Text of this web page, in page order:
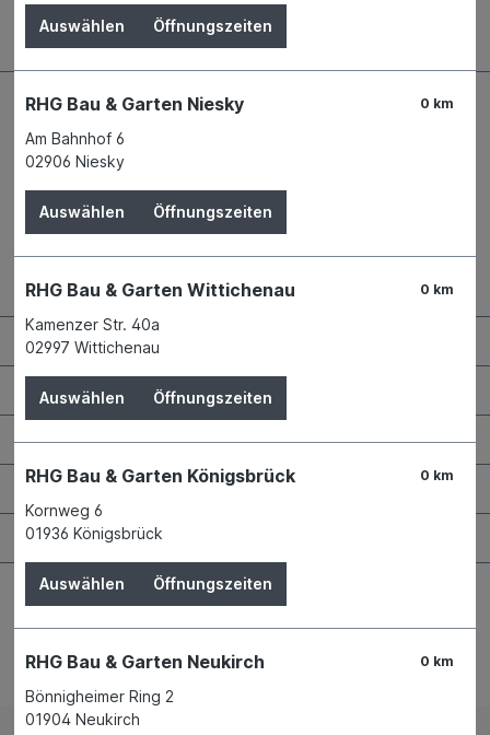
Kontaktdaten und Öffnungszeiten
RHG Helfer
Wissenswertes
Maschinen & Werkzeuge
Bauen & Renovieren
Garten & Landschaftsbau
Auswählen Öffnungszeiten
0 km
RHG Bau & Garten Niesky
Am Bahnhof 6
02906 Niesky
Auswählen Öffnungszeiten
0 km
RHG Bau & Garten Wittichenau
Kamenzer Str. 40a
02997 Wittichenau
Auswählen Öffnungszeiten
0 km
RHG Bau & Garten Königsbrück
Kornweg 6
01936 Königsbrück
Auswählen Öffnungszeiten
0 km
RHG Bau & Garten Neukirch
Bönnigheimer Ring 2
01904 Neukirch